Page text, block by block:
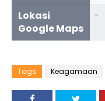
Lokasi
Google Maps
-
Tags Keagamaan